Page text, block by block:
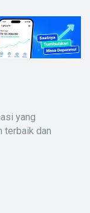
yang
terbaik dan